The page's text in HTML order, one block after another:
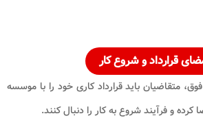
قرارداد و شروع کار
متقاضیان باید قرارداد کاری خود را با موسسه
کرده و فرآیند شروع به کار را دنبال کنند.